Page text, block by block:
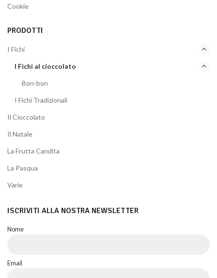
Cookie
PRODOTTI
I Fichi
I Fichi al cioccolato
Bon-bon
I Fichi Tradizionali
Il Cioccolato
Il Natale
La Frutta Candita
La Pasqua
Varie
ISCRIVITI ALLA NOSTRA NEWSLETTER
Nome
Email